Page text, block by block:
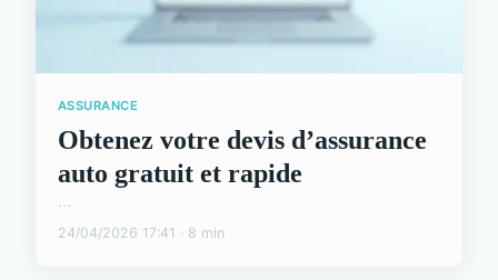
ASSURANCE
Obtenez votre devis d’assurance
auto gratuit et rapide
...
24/04/2026 17:41 · 8 min